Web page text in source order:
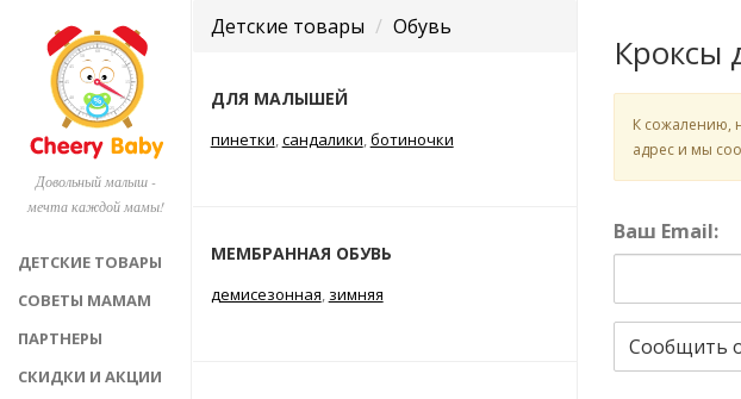
Довольный малыш -
мечта каждой мамы!
ДЕТСКИЕ ТОВАРЫ
СОВЕТЫ МАМАМ
ПАРТНЕРЫ
СКИДКИ И АКЦИИ
Детские товары Обувь
ДЛЯ МАЛЫШЕЙ
пинетки,сандалики,ботиночки
МЕМБРАННАЯ ОБУВЬ
демисезонная, зимняя
Кроксы
К сожалению,
адрес и мы
Ваш Email:
Сообщить